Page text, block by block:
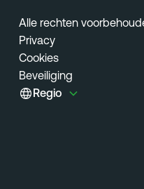
Alle rechten
Privacy
Cookies
Beveiliging
Regio